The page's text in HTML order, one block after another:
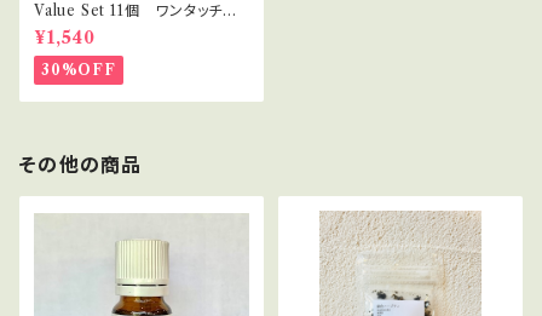
Value Set 11個 ワンタッチキ
ャップ プラボトル 30ml セラ
ピスト・講座用
¥1,540
30%OFF
その他の商品